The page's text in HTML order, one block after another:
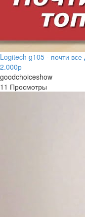
Logitech g105 - почти все
2.000р
goodchoiceshow
11 Просмотры